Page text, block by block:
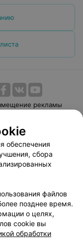
рекламы
Способы оплаты
данных
обеспечения
сбора
файлов
позднее время.
о целях,
cookie вы
обработки